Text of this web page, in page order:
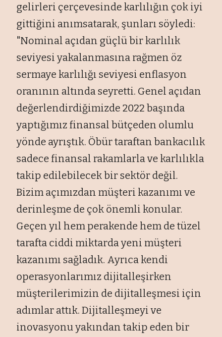
gelirleri çerçevesinde karlılığın çok iyi
gittiğini anımsatarak, şunları söyledi:
"Nominal açıdan güçlü bir karlılık
seviyesi yakalanmasına rağmen öz
sermaye karlılığı seviyesi enflasyon
oranının altında seyretti. Genel açıdan
değerlendirdiğimizde 2022 başında
yaptığımız finansal bütçeden olumlu
yönde ayrıştık. Öbür taraftan bankacılık
sadece finansal rakamlarla ve karlılıkla
takip edilebilecek bir sektör değil.
Bizim açımızdan müşteri kazanımı ve
derinleşme de çok önemli konular.
Geçen yıl hem perakende hem de tüzel
tarafta ciddi miktarda yeni müşteri
kazanımı sağladık. Ayrıca kendi
operasyonlarımız dijitalleşirken
müşterilerimizin de dijitalleşmesi için
adımlar attık. Dijitalleşmeyi ve
inovasyonu yakından takip eden bir